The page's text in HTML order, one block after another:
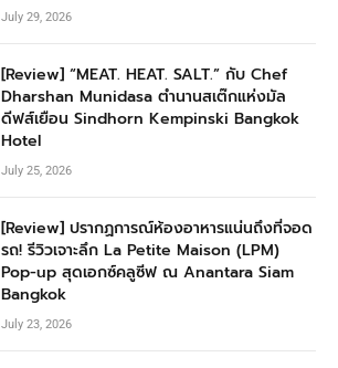
July 29, 2026
[Review] “MEAT. HEAT. SALT.” กับ Chef
Dharshan Munidasa ตำนานสเต๊กแห่งมัล
ดีฟส์เยือน Sindhorn Kempinski Bangkok
Hotel
July 25, 2026
[Review] ปรากฏการณ์ห้องอาหารแน่นถึงที่จอด
รถ! รีวิวเจาะลึก La Petite Maison (LPM)
Pop-up สุดเอกซ์คลูซีฟ ณ Anantara Siam
Bangkok
July 23, 2026